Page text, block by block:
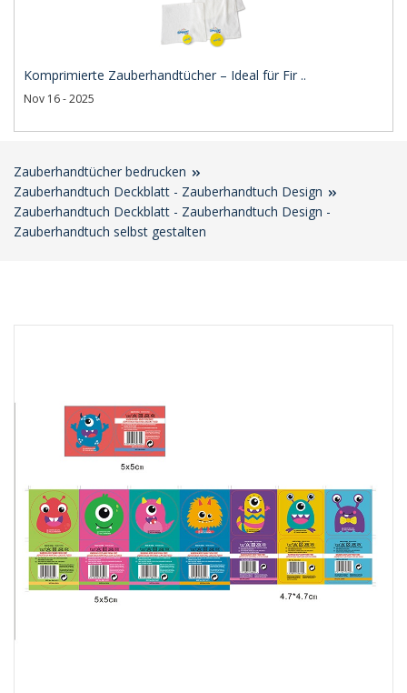
Komprimierte Zauberhandtücher – Ideal für Fir ..
Nov 16 - 2025
Zauberhandtücher bedrucken
Zauberhandtuch Deckblatt - Zauberhandtuch Design
Zauberhandtuch Deckblatt - Zauberhandtuch Design -
Zauberhandtuch selbst gestalten